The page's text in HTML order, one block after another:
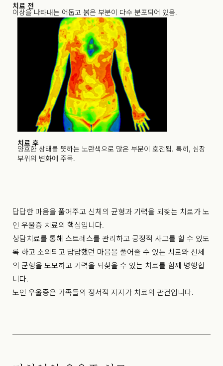
치료 전
이상을 나타내는 어둡고 붉은 부분이 다수 분포되어 있음.
치료 후
양호한 상태를 뜻하는 노란색으로 많은 부분이 호전됨. 특히, 심장
부위의 변화에 주목.
답답한 마음을 풀어주고 신체의 균형과 기력을 되찾는 치료가 노
인 우울증 치료의 핵심입니다.
상담치료를 통해 스트레스를 관리하고 긍정적 사고를 할 수 있도
록 하고 소외되고 답답했던 마음을 풀어줄 수 있는 치료와 신체
의 균형을 도모하고 기력을 되찾을 수 있는 치료를 함께 병행합
니다.
노인 우울증은 가족들의 정서적 지지가 치료의 관건입니다.